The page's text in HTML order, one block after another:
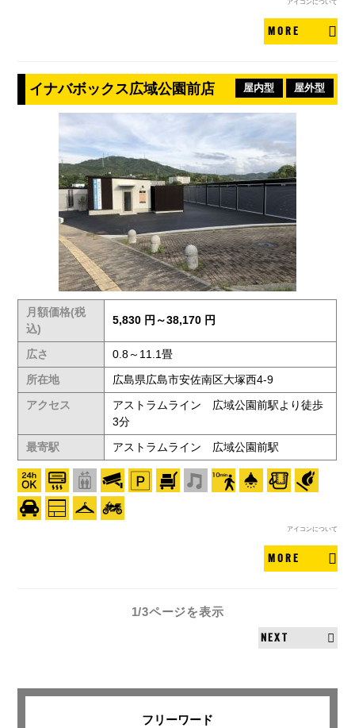
アイコンについて
MORE
イナバボックス広域公園前店 屋内型 屋外型
月額価格(税
込)
5,830 円～38,170 円
広さ
0.8～11.1畳
所在地
広島県広島市安佐南区大塚西4-9
アクセス
アストラムライン 広域公園前駅より徒歩
3分
最寄駅
アストラムライン 広域公園前駅
アイコンについて
MORE
1/3ページを表示
NEXT
フリーワード